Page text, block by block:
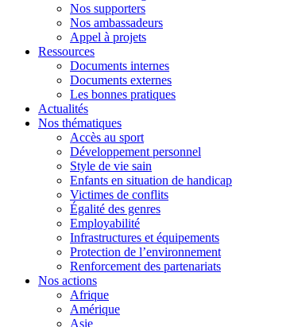
Nos supporters
Nos ambassadeurs
Appel à projets
Ressources
Documents internes
Documents externes
Les bonnes pratiques
Actualités
Nos thématiques
Accès au sport
Développement personnel
Style de vie sain
Enfants en situation de handicap
Victimes de conflits
Égalité des genres
Employabilité
Infrastructures et équipements
Protection de l’environnement
Renforcement des partenariats
Nos actions
Afrique
Amérique
Asie